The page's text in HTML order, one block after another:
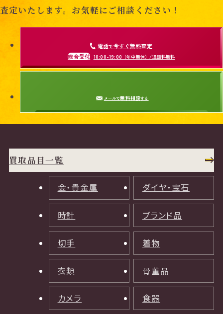
査定いたします。お気軽にご相談ください！
電話で今すぐ無料査定
総合受付 10:00-19:00 （年中無休）/通話料無料
メールで無料相談する
買取品目一覧
金・貴金属 ダイヤ・宝石
時計 ブランド品
切手 着物
衣類 骨董品
カメラ 食器